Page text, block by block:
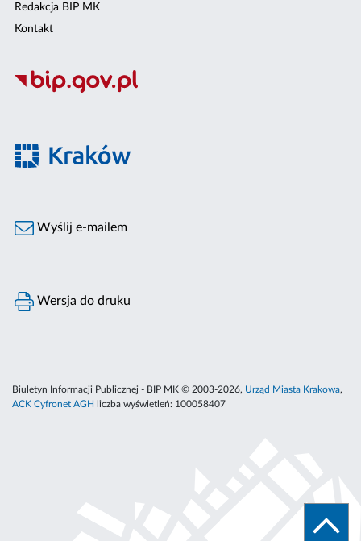
Redakcja BIP MK
Kontakt
Wyślij e-mailem
Wersja do druku
Biuletyn Informacji Publicznej - BIP MK © 2003-2026, Urząd Miasta Krakowa,
ACK Cyfronet AGH
liczba wyświetleń: 100058407